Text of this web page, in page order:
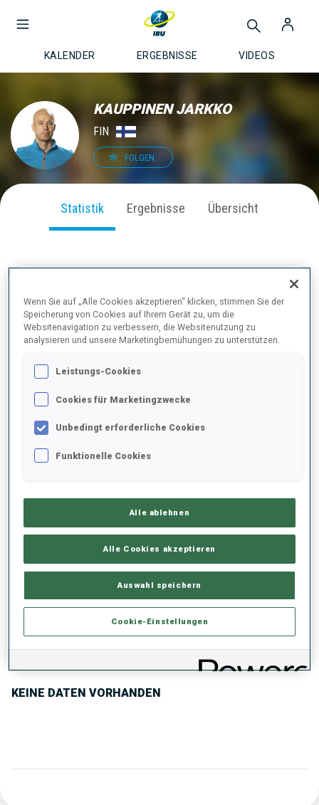
KALENDER ERGEBNISSE VIDEOS
KAUPPINEN JARKKO
FIN
FOLGEN
Statistik Ergebnisse Übersicht
PERFORMANCE
Keine Daten vorhanden
Keine Daten vorhanden
STEHENDSCHIESSEN
KEINE DATEN VORHANDEN
Wenn Sie auf „Alle Cookies akzeptieren“ klicken, stimmen Sie der
Speicherung von Cookies auf Ihrem Gerät zu, um die
Websitenavigation zu verbessern, die Websitenutzung zu
analysieren und unsere Marketingbemühungen zu unterstützen.
Leistungs-Cookies
Cookies für Marketingzwecke
Unbedingt erforderliche Cookies
Funktionelle Cookies
Alle ablehnen
Alle Cookies akzeptieren
Auswahl speichern
Cookie-Einstellungen